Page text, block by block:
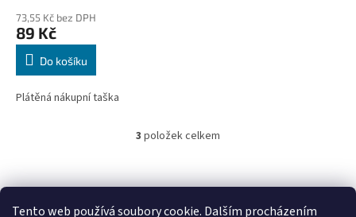
Tento web používá soubory cookie. Dalším procházením
73,55 Kč bez DPH
89 Kč
Do košíku
Plátěná nákupní taška
O
á
d
3 položek celkem
á